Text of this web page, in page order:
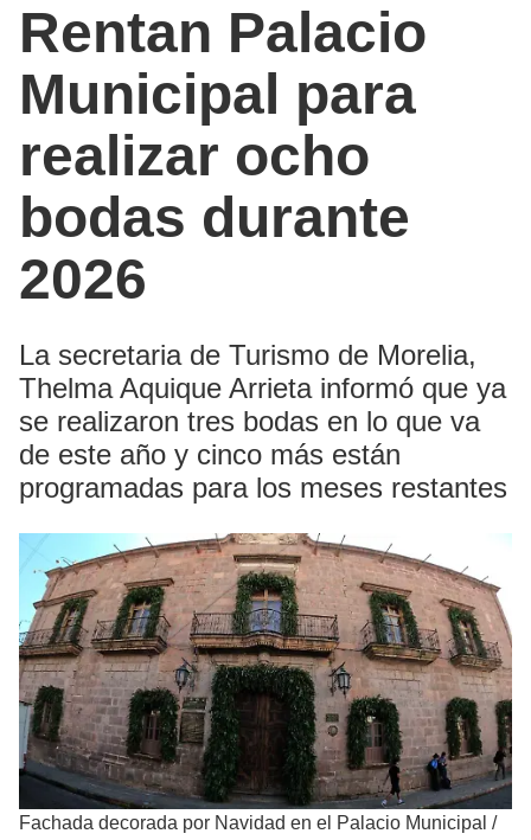
Rentan Palacio
Municipal para
realizar ocho
bodas durante
2026
La secretaria de Turismo de Morelia,
Thelma Aquique Arrieta informó que ya
se realizaron tres bodas en lo que va
de este año y cinco más están
programadas para los meses restantes
Fachada decorada por Navidad en el Palacio Municipal /